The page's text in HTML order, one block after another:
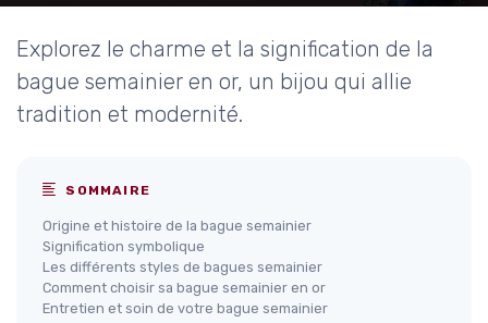
Explorez le charme et la signification de la
bague semainier en or, un bijou qui allie
tradition et modernité.
SOMMAIRE
Origine et histoire de la bague semainier
Signification symbolique
Les différents styles de bagues semainier
Comment choisir sa bague semainier en or
Entretien et soin de votre bague semainier